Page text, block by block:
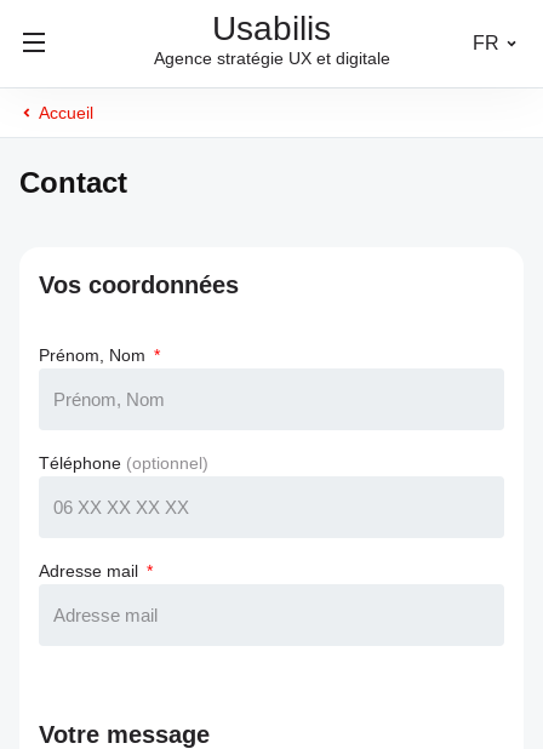
Usabilis
Agence stratégie UX et digitale
FR
Accueil
Contact
Vos coordonnées
Prénom, Nom
Téléphone (optionnel)
Adresse mail
Votre message